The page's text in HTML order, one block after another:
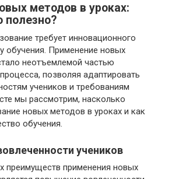
методов в уроках:
полезно?
требует инновационного
обучения. Применение новых
неотъемлемой частью
позволяя адаптировать
учеников и требованиям
мы рассмотрим, насколько
новых методов в уроках и как
обучения.
учеников
преимуществ применения новых